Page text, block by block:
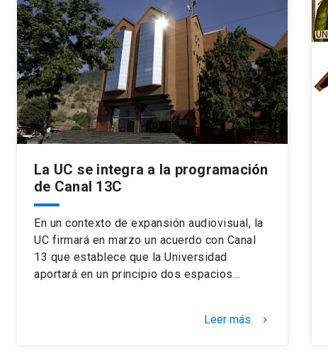
La UC se integra a la programación
de Canal 13C
En un contexto de expansión audiovisual, la
UC firmará en marzo un acuerdo con Canal
13 que establece que la Universidad
aportará en un principio dos espacios…
Leer más keyboard_arrow_right